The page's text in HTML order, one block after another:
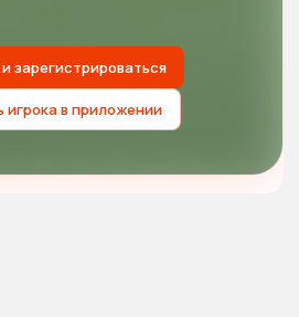
зарегистрироваться
игрока в приложении